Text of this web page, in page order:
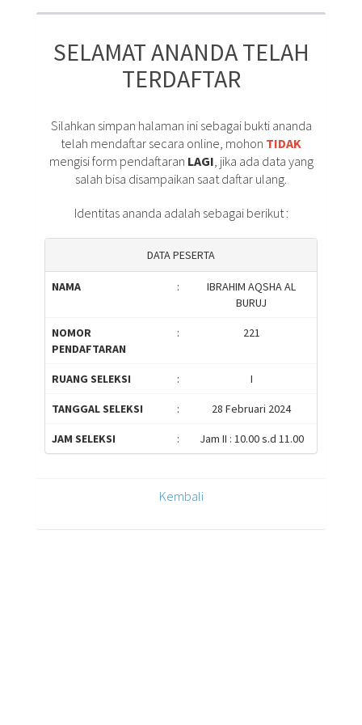
SELAMAT ANANDA TELAH
TERDAFTAR
Silahkan simpan halaman ini sebagai bukti ananda
telah mendaftar secara online, mohon TIDAK
mengisi form pendaftaran LAGI, jika ada data yang
salah bisa disampaikan saat daftar ulang.
Identitas ananda adalah sebagai berikut :
DATA PESERTA
NAMA :
IBRAHIM AQSHA AL
BURUJ
NOMOR
PENDAFTARAN
: 221
RUANG SELEKSI : I
TANGGAL SELEKSI : 28 Februari 2024
JAM SELEKSI : Jam II : 10.00 s.d 11.00
Kembali